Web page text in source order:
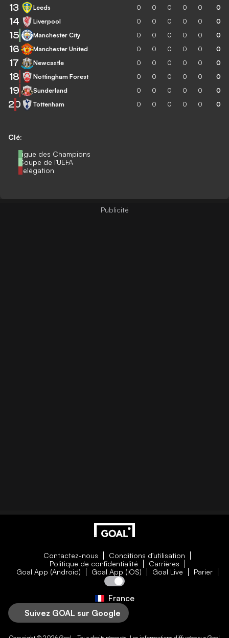
Clé:
Ligue des Champions
Coupe de l'UEFA
Relégation
13 Leeds 0 0 0 0 0 0
14 Liverpool 0 0 0 0 0 0
15 Manchester City 0 0 0 0 0 0
16 Manchester United 0 0 0 0 0 0
17 Newcastle 0 0 0 0 0 0
18 Nottingham Forest 0 0 0 0 0 0
19 Sunderland 0 0 0 0 0 0
20 Tottenham 0 0 0 0 0 0
Contactez-nous
Conditions d'utilisation
Politique de confidentialité
Carrières
Goal App (Android)
Goal App (iOS) Goal Live Parier
France
Suivez GOAL sur Google